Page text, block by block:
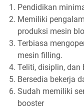
Pendidikan
Memiliki
produksi mesin
Terbiasa
mesin filling.
Teliti, disiplin,
Bersedia bekerja
Sudah memiliki
booster